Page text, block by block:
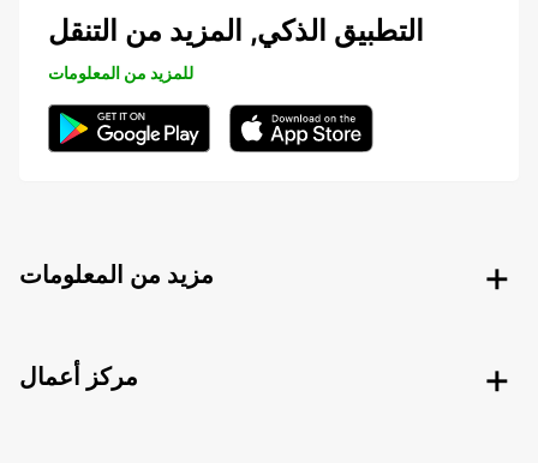
التطبيق الذكي, المزيد من التنقل
للمزيد من المعلومات
مزيد من المعلومات
مركز أعمال